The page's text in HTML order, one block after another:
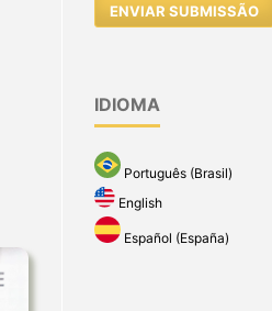
ENVIAR SUBMISSÃO
IDIOMA
Português (Brasil)
English
Español (España)